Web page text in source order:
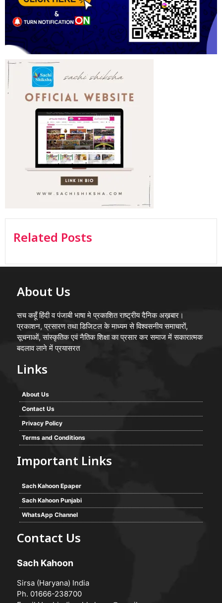
Related Posts
About Us
सच कहूँ हिंदी व पंजाबी भाषा मे प्रकाशित राष्ट्रीय दैनिक अख़बार।
प्रकाशन, प्रसारण तथा डिजिटल के माध्यम से विश्वसनीय समाचारों,
सूचनाओं, सांस्कृतिक एवं नैतिक शिक्षा का प्रसार कर समाज में सकारात्मक
बदलाव लाने में प्रयासरत
Links
About Us
Contact Us
Privacy Policy
Terms and Conditions
Important Links
Sach Kahoon Epaper
Sach Kahoon Punjabi
WhatsApp Channel
Contact Us
Sach Kahoon
Sirsa (Haryana) India
Ph. 01666-238700